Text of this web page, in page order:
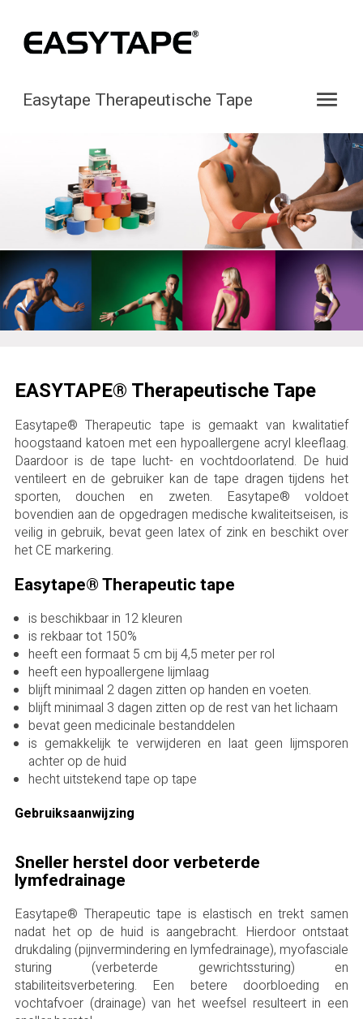
Easytape Therapeutische Tape menu
EASYTAPE® Therapeutische Tape
Easytape® Therapeutic tape is gemaakt van kwalitatief
hoogstaand katoen met een hypoallergene acryl kleeflaag.
Daardoor is de tape lucht- en vochtdoorlatend. De huid
ventileert en de gebruiker kan de tape dragen tijdens het
sporten, douchen en zweten. Easytape® voldoet
bovendien aan de opgedragen medische kwaliteitseisen, is
veilig in gebruik, bevat geen latex of zink en beschikt over
het CE markering.
Easytape® Therapeutic tape
is beschikbaar in 12 kleuren
is rekbaar tot 150%
heeft een formaat 5 cm bij 4,5 meter per rol
heeft een hypoallergene lijmlaag
blijft minimaal 2 dagen zitten op handen en voeten.
blijft minimaal 3 dagen zitten op de rest van het lichaam
bevat geen medicinale bestanddelen
is gemakkelijk te verwijderen en laat geen lijmsporen
achter op de huid
hecht uitstekend tape op tape
Gebruiksaanwijzing
Sneller herstel door verbeterde
lymfedrainage
Easytape® Therapeutic tape is elastisch en trekt samen
nadat het op de huid is aangebracht. Hierdoor ontstaat
drukdaling (pijnvermindering en lymfedrainage), myofasciale
sturing (verbeterde gewrichtssturing) en
stabiliteitsverbetering. Een betere doorbloeding en
vochtafvoer (drainage) van het weefsel resulteert in een